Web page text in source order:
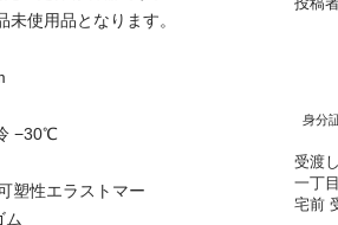
使用品となります。
−30℃
塑性エラストマー
身分
受渡
一丁
宅前